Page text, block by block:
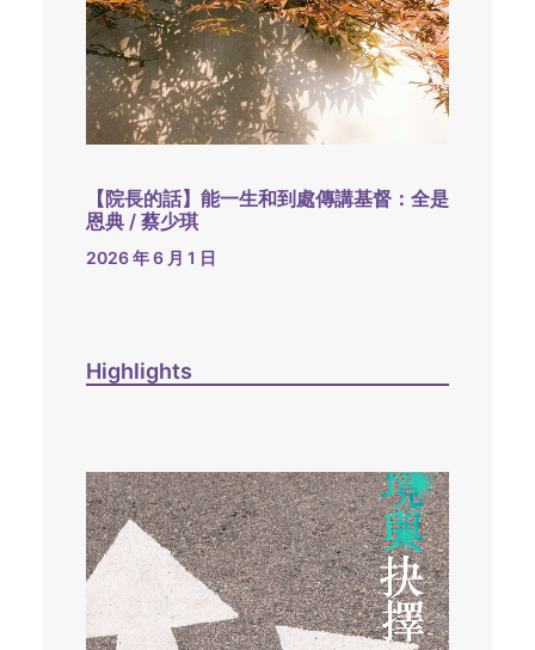
【院長的話】能一生和到處傳講基督：全是
恩典 / 蔡少琪
2026 年 6 月 1 日
Highlights